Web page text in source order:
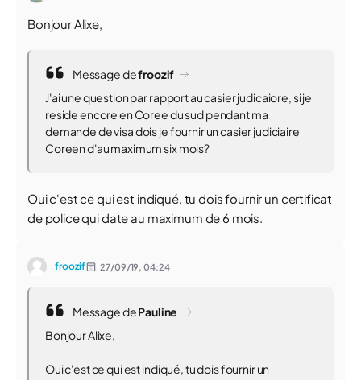
Bonjour Alixe,
Message defroozif
J'ai une question par rapport au casier judicaiore, si je
reside encore en Coree du sud pendant ma
demande de visa dois je fournir un casier judiciaire
Coreen d'au maximum six mois?
Oui c'est ce qui est indiqué, tu dois fournir un certificat
de police qui date au maximum de 6 mois.
froozif 27/09/19,04:24
Message dePauline
Bonjour Alixe,
Oui c'est ce qui est indiqué, tu dois fournir un